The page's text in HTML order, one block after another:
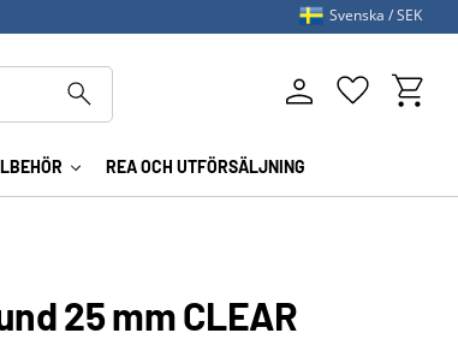
REA OCH UTFÖRSÄLJNING
Favoriter
Svenska SEK
25 mm CLEAR